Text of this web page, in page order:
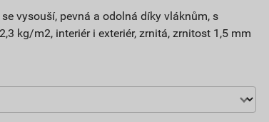
vysouší, pevná a odolná díky vláknům, s
kg/m2, interiér i exteriér, zrnitá, zrnitost 1,5 mm